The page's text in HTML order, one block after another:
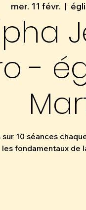
mer. 11 févr.
  |
-
sur 10 séances
les fondamentaux de